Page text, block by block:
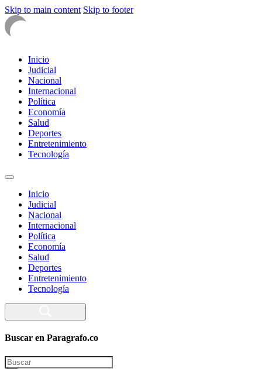
Skip to main content Skip to footer
Inicio
Judicial
Nacional
Internacional
Política
Economía
Salud
Deportes
Entretenimiento
Tecnología
Inicio
Judicial
Nacional
Internacional
Política
Economía
Salud
Deportes
Entretenimiento
Tecnología
Buscar en Paragrafo.co
Search